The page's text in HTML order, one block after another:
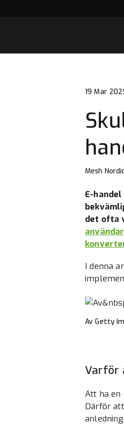
19 Mar
Mesh
E-
det ofta
I denna
Av Getty
Varför
Att ha en
Därför